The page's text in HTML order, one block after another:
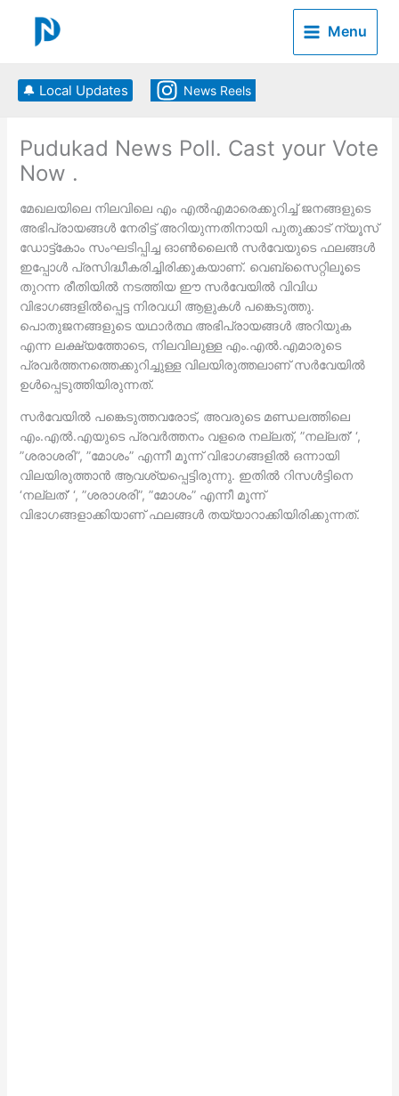
content
Menu
🔔 Local Updates News Reels
Pudukad News Poll. Cast your Vote
Now .
മേഖലയിലെ നിലവിലെ എം എല്‍എമാരെക്കുറിച്ച് ജനങ്ങളുടെ
അഭിപ്രായങ്ങള്‍ നേരിട്ട് അറിയുന്നതിനായി പുതുക്കാട് ന്യൂസ്
ഡോട്ട്കോം സംഘടിപ്പിച്ച ഓണ്‍ലൈന്‍ സര്‍വേയുടെ ഫലങ്ങള്‍
ഇപ്പോള്‍ പ്രസിദ്ധീകരിച്ചിരിക്കുകയാണ്. വെബ്‌സൈറ്റിലൂടെ
തുറന്ന രീതിയില്‍ നടത്തിയ ഈ സര്‍വേയില്‍ വിവിധ
വിഭാഗങ്ങളില്‍പ്പെട്ട നിരവധി ആളുകള്‍ പങ്കെടുത്തു.
പൊതുജനങ്ങളുടെ യഥാര്‍ത്ഥ അഭിപ്രായങ്ങള്‍ അറിയുക
എന്ന ലക്ഷ്യത്തോടെ, നിലവിലുള്ള എം.എല്‍.എമാരുടെ
പ്രവര്‍ത്തനത്തെക്കുറിച്ചുള്ള വിലയിരുത്തലാണ് സര്‍വേയില്‍
ഉള്‍പ്പെടുത്തിയിരുന്നത്.
സര്‍വേയില്‍ പങ്കെടുത്തവരോട്, അവരുടെ മണ്ഡലത്തിലെ
എം.എല്‍.എയുടെ പ്രവര്‍ത്തനം വളരെ നല്ലത്, ”നല്ലത്’ ‘,
”ശരാശരി”, ”മോശം” എന്നീ മൂന്ന് വിഭാഗങ്ങളില്‍ ഒന്നായി
വിലയിരുത്താന്‍ ആവശ്യപ്പെട്ടിരുന്നു. ഇതില്‍ റിസള്‍ട്ടിനെ
‘നല്ലത്’ ‘, ”ശരാശരി”, ”മോശം” എന്നീ മൂന്ന്
വിഭാഗങ്ങളാക്കിയാണ് ഫലങ്ങള്‍ തയ്യാറാക്കിയിരിക്കുന്നത്.